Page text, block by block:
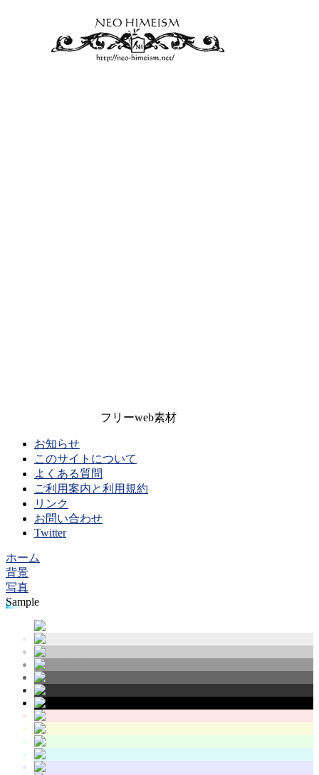
フリーweb素材
お知らせ
このサイトについて
よくある質問
ご利用案内と利用規約
リンク
お問い合わせ
Twitter
ホーム
背景
写真
Sample